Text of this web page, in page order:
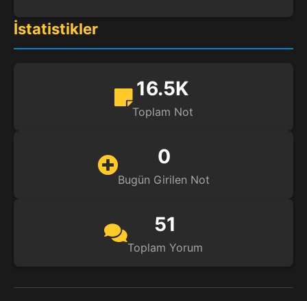
İstatistikler
16.5K
Toplam Not
0
Bugün Girilen Not
51
Toplam Yorum